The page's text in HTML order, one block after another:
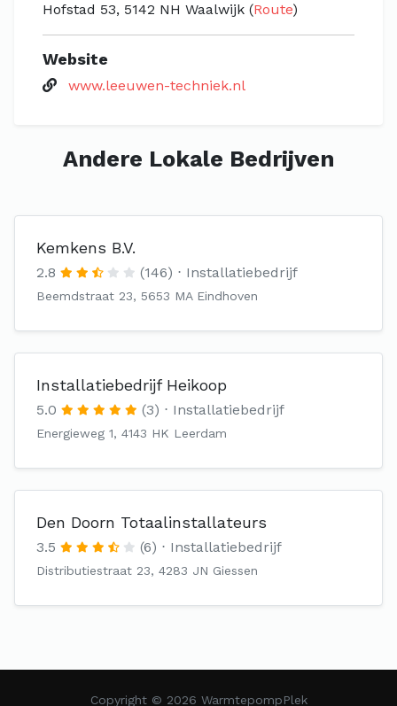
Hofstad 53, 5142 NH Waalwijk (Route)
Website
www.leeuwen-techniek.nl
Andere Lokale Bedrijven
Kemkens B.V.
2.8 (146) Installatiebedrijf
Beemdstraat 23, 5653 MA Eindhoven
Installatiebedrijf Heikoop
5.0 (3) Installatiebedrijf
Energieweg 1, 4143 HK Leerdam
Den Doorn Totaalinstallateurs
3.5 (6) Installatiebedrijf
Distributiestraat 23, 4283 JN Giessen
Copyright © 2026 WarmtepompPlek